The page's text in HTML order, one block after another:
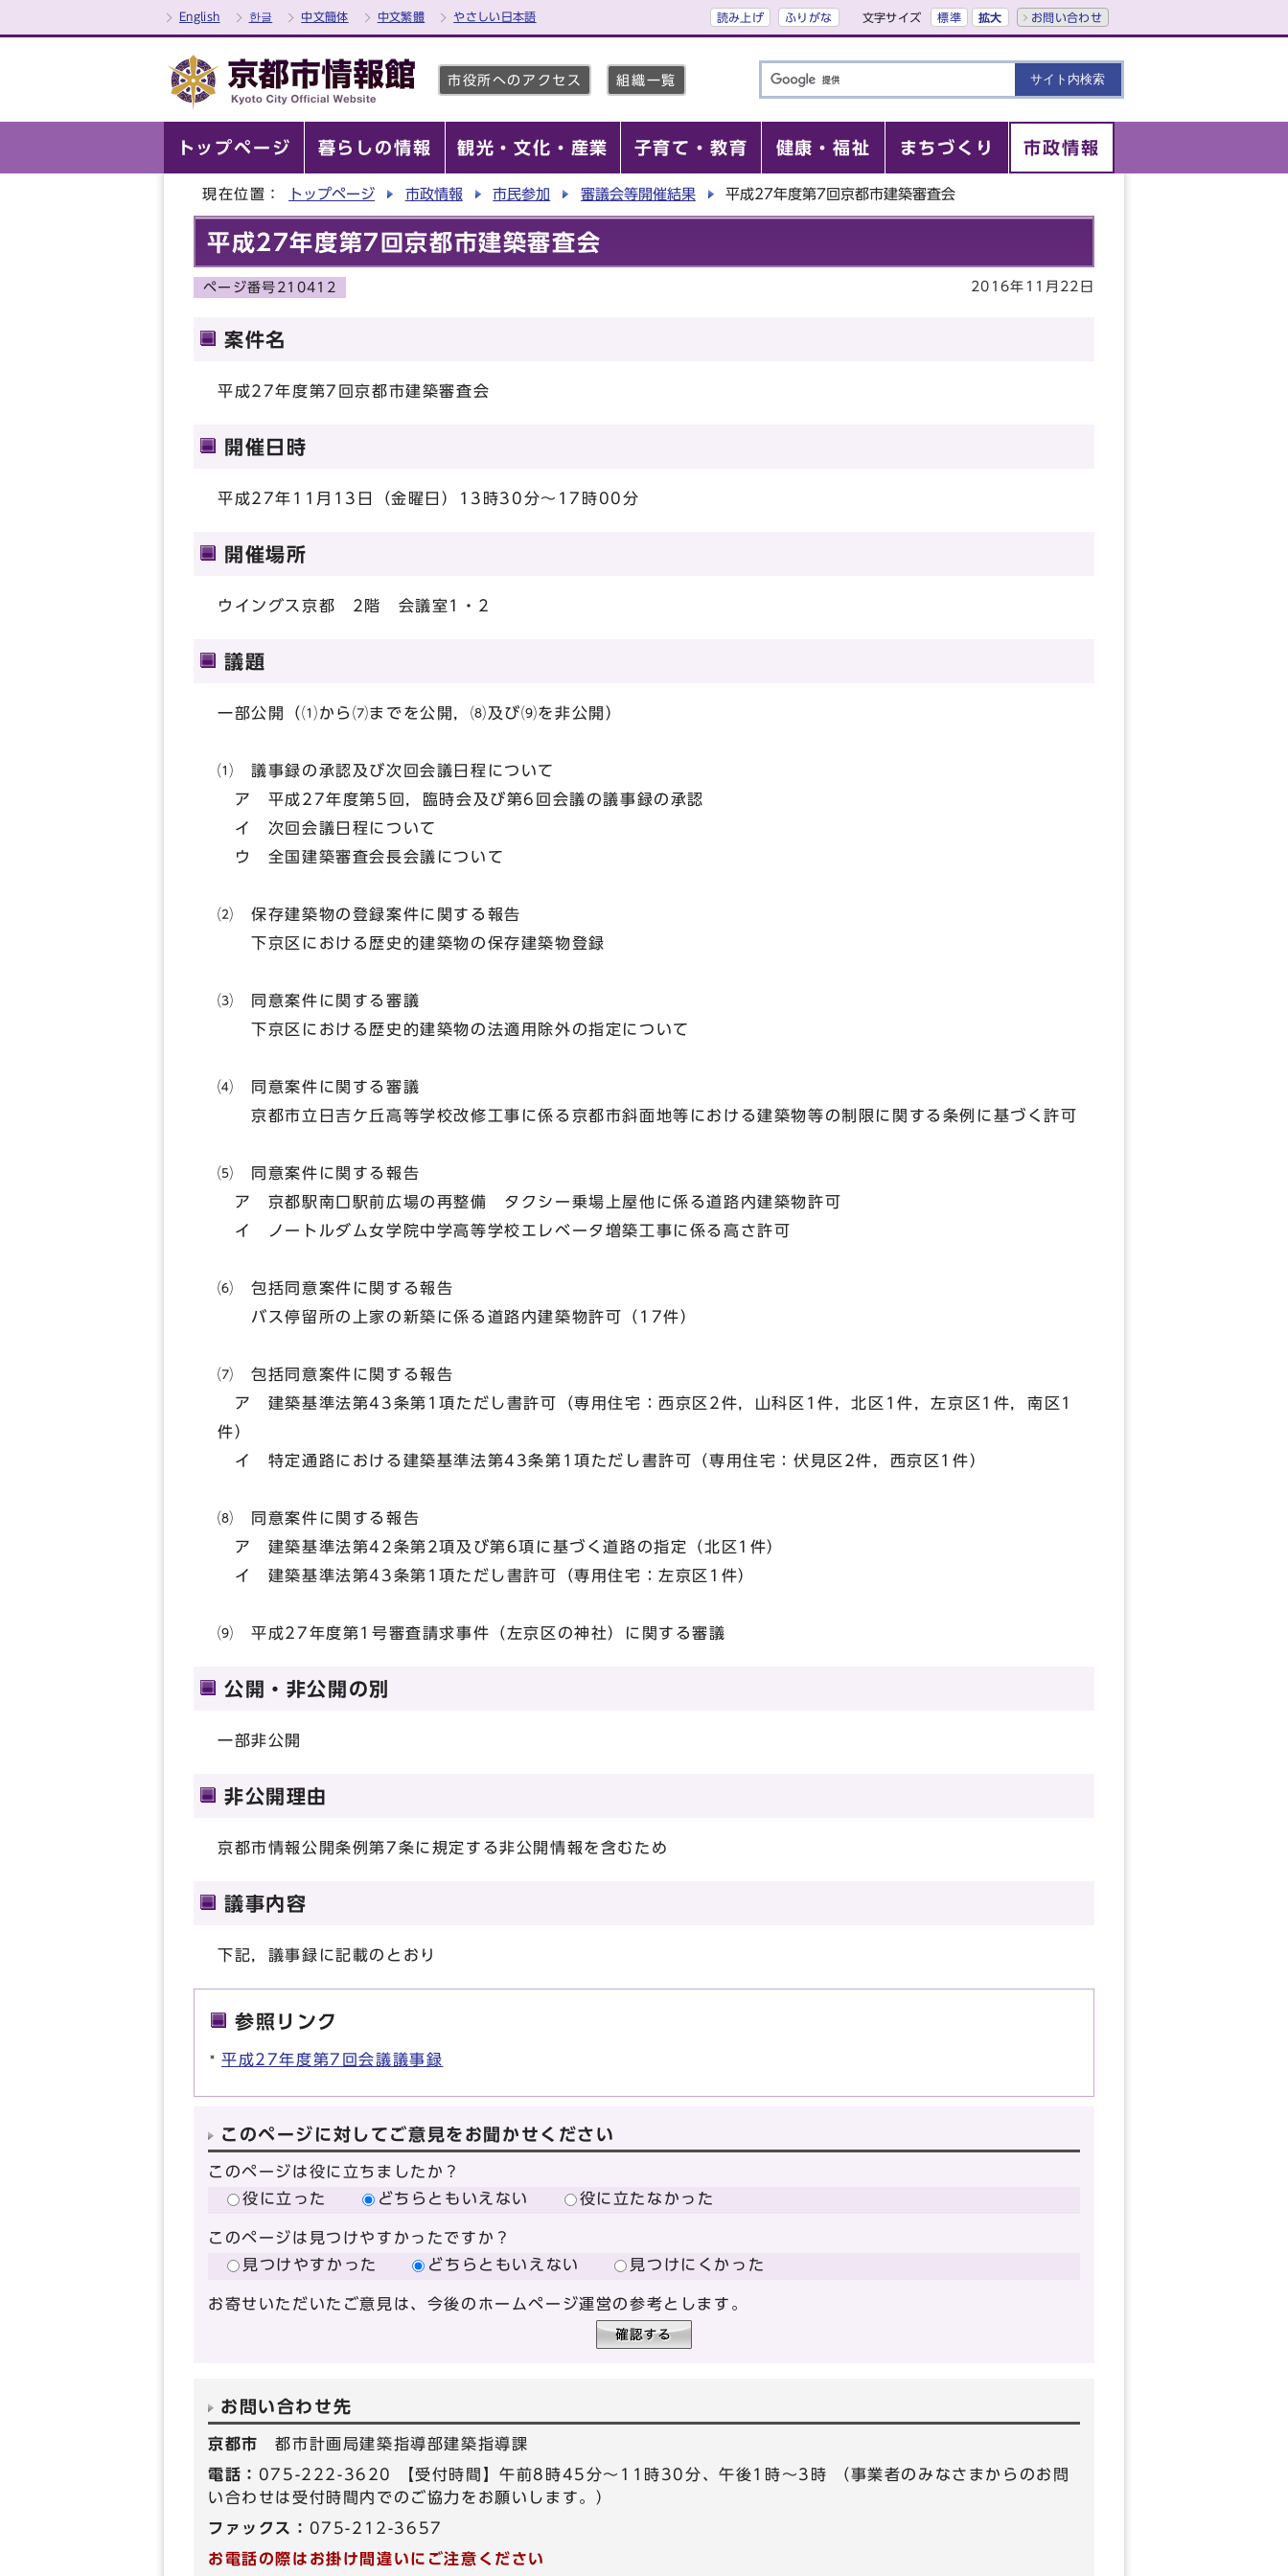
English 한글 中文簡体 中文繁體 やさしい日本語 読み上げ ふりがな 文字サイズ 標準 拡大 お問い合わせ
市役所へのアクセス 組織一覧
トップページ 暮らしの情報 観光・文化・産業 子育て・教育 健康・福祉 まちづくり 市政情報
現在位置： トップページ 市政情報 市民参加 審議会等開催結果 平成27年度第7回京都市建築審査会
平成27年度第7回京都市建築審査会
ページ番号210412 2016年11月22日
案件名
平成27年度第7回京都市建築審査会
開催日時
平成27年11月13日（金曜日）13時30分～17時00分
開催場所
ウイングス京都 2階 会議室1・2
議題
一部公開（⑴から⑺までを公開，⑻及び⑼を非公開）
⑴ 議事録の承認及び次回会議日程について
ア 平成27年度第5回，臨時会及び第6回会議の議事録の承認
イ 次回会議日程について
ウ 全国建築審査会長会議について
⑵ 保存建築物の登録案件に関する報告
下京区における歴史的建築物の保存建築物登録
⑶ 同意案件に関する審議
下京区における歴史的建築物の法適用除外の指定について
⑷ 同意案件に関する審議
京都市立日吉ケ丘高等学校改修工事に係る京都市斜面地等における建築物等の制限に関する条例に基づく許可
⑸ 同意案件に関する報告
ア 京都駅南口駅前広場の再整備 タクシー乗場上屋他に係る道路内建築物許可
イ ノートルダム女学院中学高等学校エレベータ増築工事に係る高さ許可
⑹ 包括同意案件に関する報告
バス停留所の上家の新築に係る道路内建築物許可（17件）
⑺ 包括同意案件に関する報告
ア 建築基準法第43条第1項ただし書許可（専用住宅：西京区2件，山科区1件，北区1件，左京区1件，南区1
件）
イ 特定通路における建築基準法第43条第1項ただし書許可（専用住宅：伏見区2件，西京区1件）
⑻ 同意案件に関する報告
ア 建築基準法第42条第2項及び第6項に基づく道路の指定（北区1件）
イ 建築基準法第43条第1項ただし書許可（専用住宅：左京区1件）
⑼ 平成27年度第1号審査請求事件（左京区の神社）に関する審議
公開・非公開の別
一部非公開
非公開理由
京都市情報公開条例第7条に規定する非公開情報を含むため
議事内容
下記，議事録に記載のとおり
参照リンク
平成27年度第7回会議議事録
このページに対してご意見をお聞かせください
このページは役に立ちましたか？
役に立った
どちらともいえない 役に立たなかった
このページは見つけやすかったですか？
見つけやすかった
どちらともいえない 見つけにくかった
お寄せいただいたご意見は、今後のホームページ運営の参考とします。
お問い合わせ先
京都市都市計画局建築指導部建築指導課
電話： 075-222-3620 【受付時間】午前8時45分～11時30分、午後1時～3時 （事業者のみなさまからのお問
い合わせは受付時間内でのご協力をお願いします。）
ファックス： 075-212-3657
お電話の際はお掛け間違いにご注意ください